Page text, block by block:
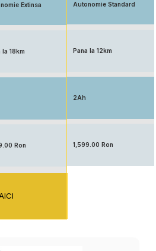
Extinsa
la 18km
Ron
Autonomie Standard
Pana la 12km
2Ah
1,599.00 Ron